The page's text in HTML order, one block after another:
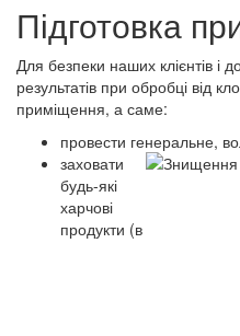
Підготовка
Для безпеки наших клієнтів і
результатів при обробці від
приміщення, а саме:
провести генеральне,
заховати
будь-які
харчові
продукти (в